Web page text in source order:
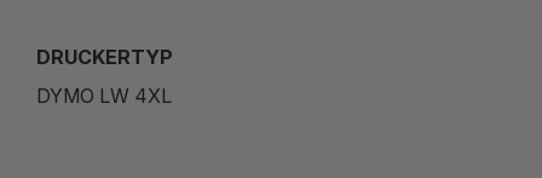
DRUCKERTYP
DYMO LW 4XL